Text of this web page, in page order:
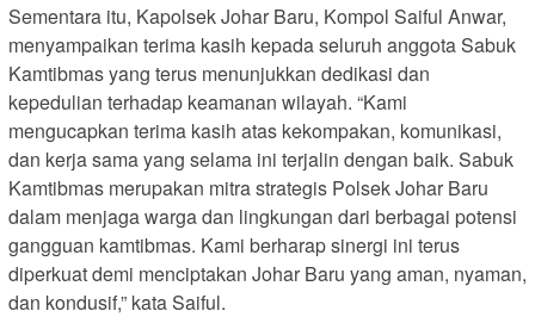
Sementara itu, Kapolsek Johar Baru, Kompol Saiful Anwar,
menyampaikan terima kasih kepada seluruh anggota Sabuk
Kamtibmas yang terus menunjukkan dedikasi dan
kepedulian terhadap keamanan wilayah. “Kami
mengucapkan terima kasih atas kekompakan, komunikasi,
dan kerja sama yang selama ini terjalin dengan baik. Sabuk
Kamtibmas merupakan mitra strategis Polsek Johar Baru
dalam menjaga warga dan lingkungan dari berbagai potensi
gangguan kamtibmas. Kami berharap sinergi ini terus
diperkuat demi menciptakan Johar Baru yang aman, nyaman,
dan kondusif,” kata Saiful.